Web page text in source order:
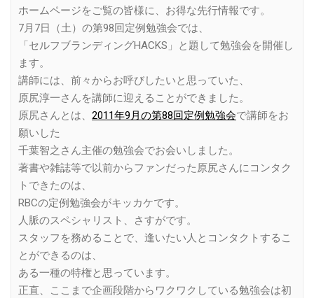
ホームページをご覧の皆様に、お得な先行情報です。
7月7日（土）の第98回定例勉強会では、
「セルフブランディングHACKS」と題して勉強会を開催し
ます。
講師には、前々からお呼びしたいと思っていた、
原尻淳一さんを講師に迎えることができました。
原尻さんとは、 2011年9月の第88回定例勉強会で講師をお
願いした
千葉智之さん主催の勉強会でお会いしました。
著書や雑誌等で以前からファンだった原尻さんにコンタク
トできたのは、
RBCの定例勉強会がキッカケです。
人脈のスペシャリスト、さすがです。
スタッフを務めることで、逢いたい人とコンタクトするこ
とができるのは、
ある一種の特権と思っています。
正直、ここまで企画段階からワクワクしている勉強会は初